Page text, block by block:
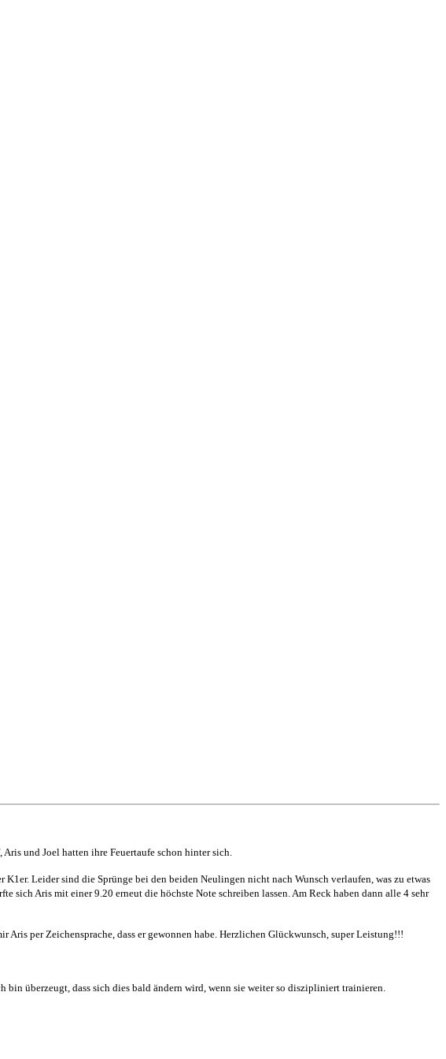
und Joel hatten ihre Feuertaufe schon hinter sich.
Leider sind die Sprünge bei den beiden Neulingen nicht nach Wunsch verlaufen, was zu etwas
sich Aris mit einer 9.20 erneut die höchste Note schreiben lassen. Am Reck haben dann alle 4 sehr
per Zeichensprache, dass er gewonnen habe. Herzlichen Glückwunsch, super Leistung!!!
überzeugt, dass sich dies bald ändern wird, wenn sie weiter so diszipliniert trainieren.